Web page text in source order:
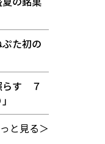
た初の
らす ７
と見る＞